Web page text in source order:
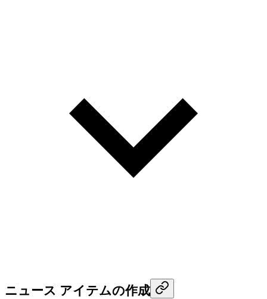
ニュース アイテムの作成